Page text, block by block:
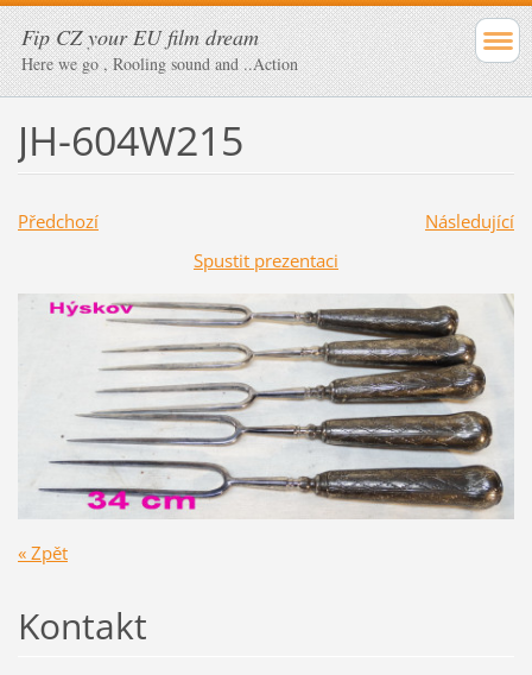
Fip CZ your EU film dream
Here we go , Rooling sound and ..Action
JH-604W215
Předchozí
Následující
Spustit prezentaci
« Zpět
Kontakt